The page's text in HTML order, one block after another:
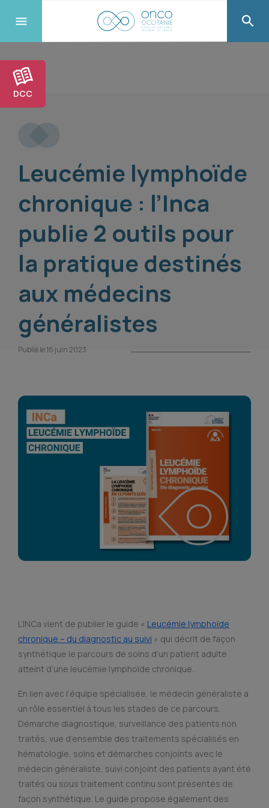
DCC
Leucémie lymphoïde
chronique : l’Inca
publie 2 outils pour
la pratique destinés
aux médecins
généralistes
Publié le 16 juin 2023
L’INCa vient de publier le guide « Leucémie lymphoïde
chronique – du diagnostic au suivi » qui décrit de façon
synthétique le parcours de soins d’un patient adulte
atteint d’une leucémie lymphoïde chronique.
En lien avec l’équipe spécialisée, le médecin généraliste a
un rôle essentiel à tous les stades de ce parcours.
Démarche diagnostique, surveillance des patients non
traités, vue d’ensemble des traitements spécialisés en
hématologie, soins et démarches conjoints avec le
médecin généraliste, suivi conjoint des patients ayant été
traités ou sous traitement continu sont présentés de
façon synthétique. Le guide propose également des